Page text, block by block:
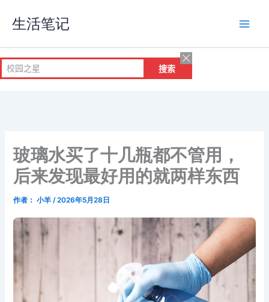
容
生活笔记
玻璃水买了十几瓶都不管用，
后来发现最好用的就两样东西
作者： 小羊/2026年5月28日